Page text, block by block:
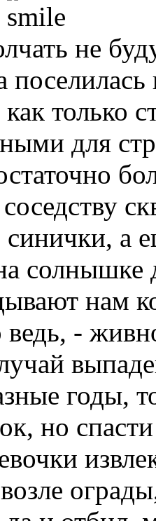
не
как только
для
а
солнышке
нам
-
годы,
но